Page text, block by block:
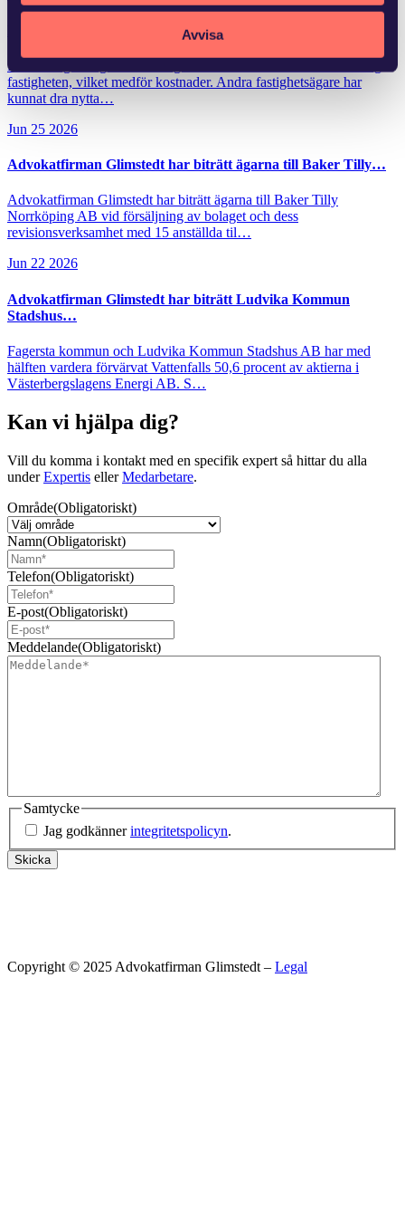
Avvisa
Ny lag om avgift för områdessamverkan
Flera fastighetsägare vidtar åtgärder för att förbättra området kring
fastigheten, vilket medför kostnader. Andra fastighetsägare har
kunnat dra nytta…
Jun 25 2026
Advokatfirman Glimstedt har biträtt ägarna till Baker Tilly…
Advokatfirman Glimstedt har biträtt ägarna till Baker Tilly
Norrköping AB vid försäljning av bolaget och dess
revisionsverksamhet med 15 anställda til…
Jun 22 2026
Advokatfirman Glimstedt har biträtt Ludvika Kommun
Stadshus…
Fagersta kommun och Ludvika Kommun Stadshus AB har med
hälften vardera förvärvat Vattenfalls 50,6 procent av aktierna i
Västerbergslagens Energi AB. S…
Kan vi hjälpa dig?
Vill du komma i kontakt med en specifik expert så hittar du alla
underExpertis ellerMedarbetare.
Område(Obligatoriskt)
Namn(Obligatoriskt)
Telefon(Obligatoriskt)
E-post(Obligatoriskt)
Meddelande(Obligatoriskt)
Samtycke
Jag godkännerintegritetspolicyn.
Skicka
Copyright © 2025 Advokatfirman Glimstedt – Legal